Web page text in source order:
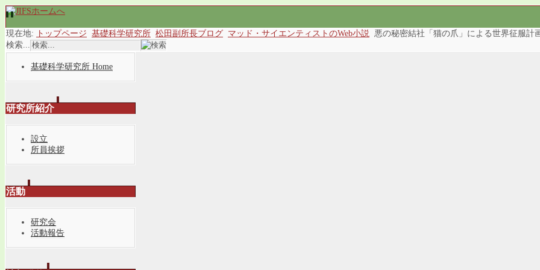
現在地: トップページ 基礎科学研究所 松田副所長ブログ マッド・サイエンティストのWeb小説 悪の秘密結社「猫の爪」による世界征服計
検索...
基礎科学研究所 Home
研究所紹介
設立
所員挨拶
活動
研究会
活動報告